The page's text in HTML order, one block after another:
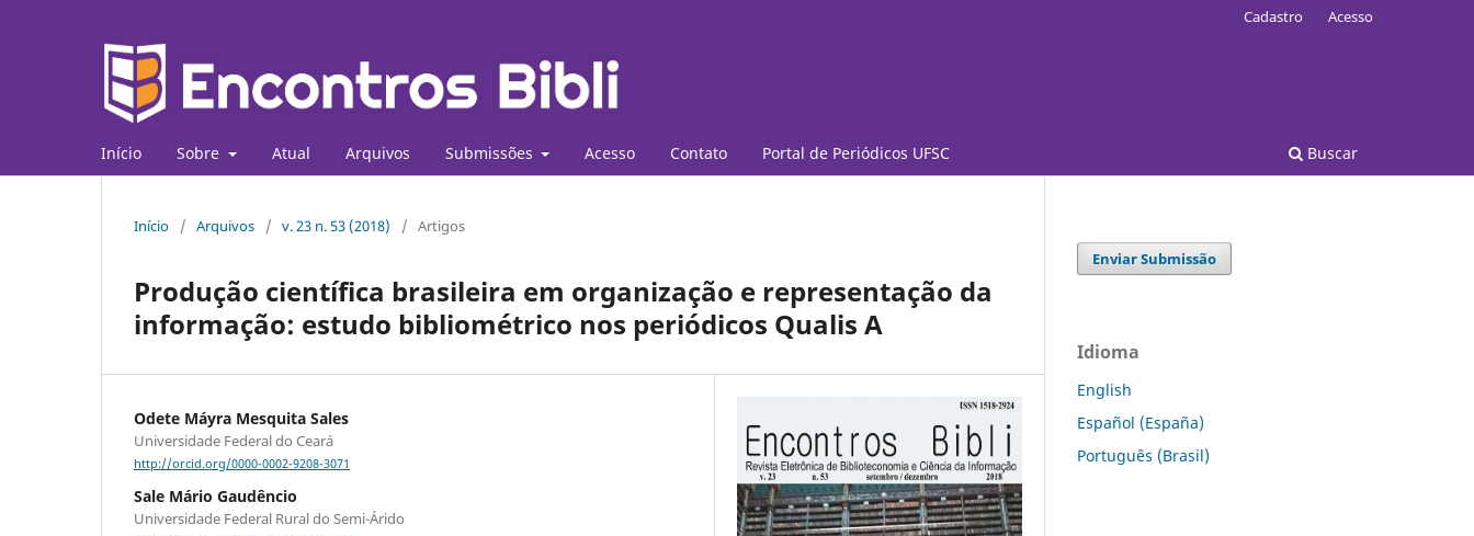
Início Sobre Atual Arquivos Submissões Acesso Contato Portal de Periódicos UFSC Buscar
Cadastro Acesso
Início / Arquivos / v. 23 n. 53 (2018) / Artigos
Produção científica brasileira em organização e representação da
informação: estudo bibliométrico nos periódicos Qualis A
Odete Máyra Mesquita Sales
Universidade Federal do Ceará
http://orcid.org/0000-0002-9208-3071
Sale Mário Gaudêncio
Universidade Federal Rural do Semi-Árido
Enviar Submissão
Idioma
English
Español (España)
Português (Brasil)